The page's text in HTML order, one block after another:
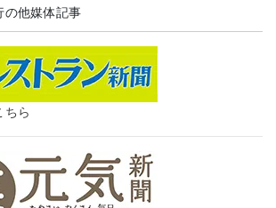
の他媒体記事
ちら